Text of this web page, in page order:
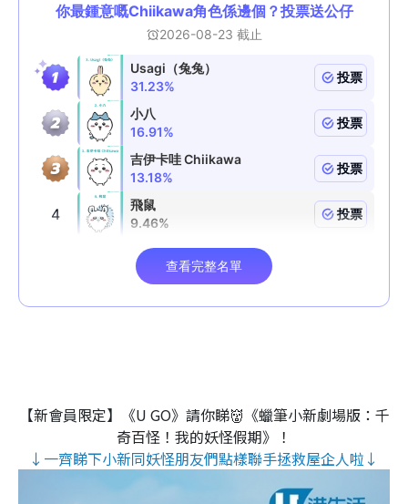
【新會員限定】《U GO》請你睇👹《蠟筆小新劇場版：千
奇百怪！我的妖怪假期》！
↓一齊睇下小新同妖怪朋友們點樣聯手拯救屋企人啦↓